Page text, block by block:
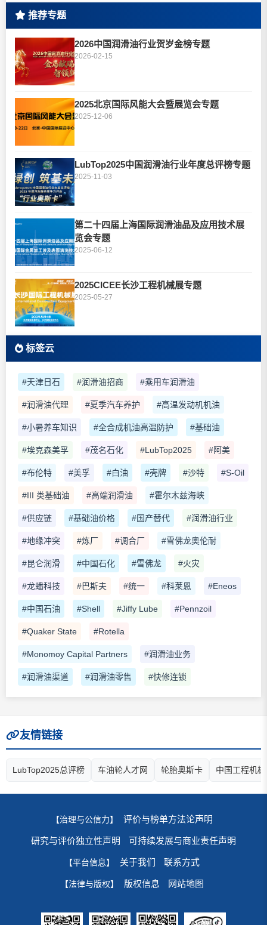
推荐专题
2026中国润滑油行业贺岁金榜专题
2026-02-15
2025北京国际风能大会暨展览会专题
2025-12-06
LubTop2025中国润滑油行业年度总评榜专题
2025-11-03
第二十四届上海国际润滑油品及应用技术展
览会专题
2025-06-12
2025CICEE长沙工程机械展专题
2025-05-27
标签云
#天津日石 #润滑油招商 #乘用车润滑油
#润滑油代理 #夏季汽车养护 #高温发动机机油
#小暑养车知识 #全合成机油高温防护 #基础油
#埃克森美孚 #茂名石化 #LubTop2025 #阿美
#布伦特 #美孚 #白油 #壳牌 #沙特 #S-Oil
#III 类基础油 #高端润滑油 #霍尔木兹海峡
#供应链 #基础油价格 #国产替代 #润滑油行业
#地缘冲突 #炼厂 #调合厂 #雪佛龙奥伦耐
#昆仑润滑 #中国石化 #雪佛龙 #火灾
#龙蟠科技 #巴斯夫 #统一 #科莱恩 #Eneos
#中国石油 #Shell #Jiffy Lube #Pennzoil
#Quaker State #Rotella
#Monomoy Capital Partners #润滑油业务
#润滑油渠道 #润滑油零售 #快修连锁
友情链接
LubTop2025总评榜 车油轮人才网 轮胎奥斯卡 中国工程机
【治理与公信力】 评价与榜单方法论声明
研究与评价独立性声明 可持续发展与商业责任声明
【平台信息】 关于我们 联系方式
【法律与版权】 版权信息 网站地图